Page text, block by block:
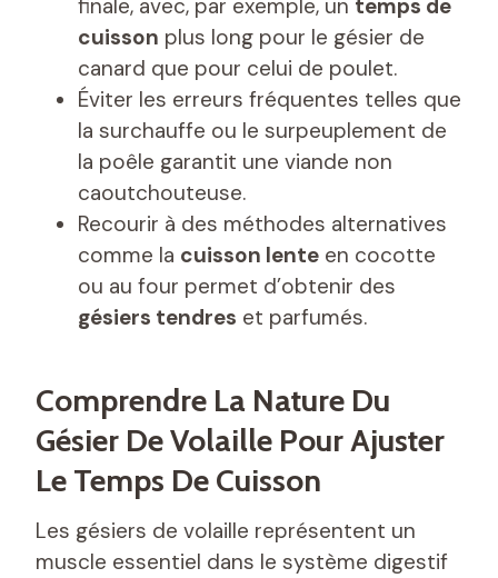
finale, avec, par exemple, un temps de
cuisson plus long pour le gésier de
canard que pour celui de poulet.
Éviter les erreurs fréquentes telles que
la surchauffe ou le surpeuplement de
la poêle garantit une viande non
caoutchouteuse.
Recourir à des méthodes alternatives
comme la cuisson lente en cocotte
ou au four permet d’obtenir des
gésiers tendres et parfumés.
Comprendre La Nature Du
Gésier De Volaille Pour Ajuster
Le Temps De Cuisson
Les gésiers de volaille représentent un
muscle essentiel dans le système digestif